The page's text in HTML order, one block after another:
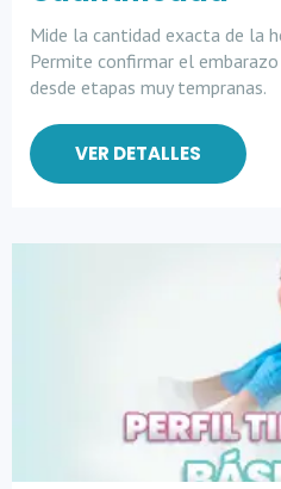
Mide la cantidad exacta de la
Permite confirmar el
desde etapas muy tempranas.
VER DETALLES